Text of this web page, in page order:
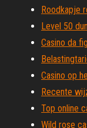
Roodkapje
Level 50
Casino da
Casino op
Recente
Top online
Wild rose